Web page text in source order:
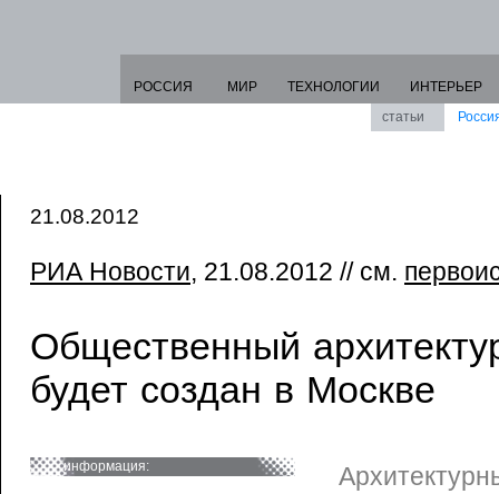
РОССИЯ МИР ТЕХНОЛОГИИ
ИНТЕРЬЕР
статьи
21.08.2012
РИА Новости, 21.08.2012 // см.
Общественный
будет создан в Москве
информация: